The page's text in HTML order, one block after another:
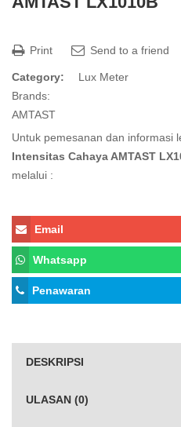
Print Send to a friend
Category:
Lux Meter
Brands:
AMTAST
Untuk pemesanan dan informasi
Intensitas Cahaya AMTAST
melalui :
Email
Whatsapp
Penawaran
DESKRIPSI
ULASAN (0)